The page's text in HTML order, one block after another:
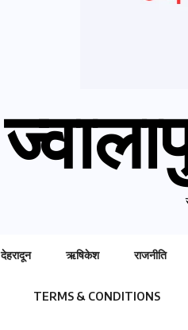
देहरादून ऋषिकेश राजनीति
TERMS & CONDITIONS